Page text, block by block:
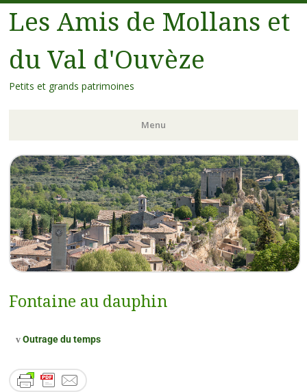
Les Amis de Mollans et
du Val d'Ouvèze
Petits et grands patrimoines
Menu
Fontaine au dauphin
v Outrage du temps